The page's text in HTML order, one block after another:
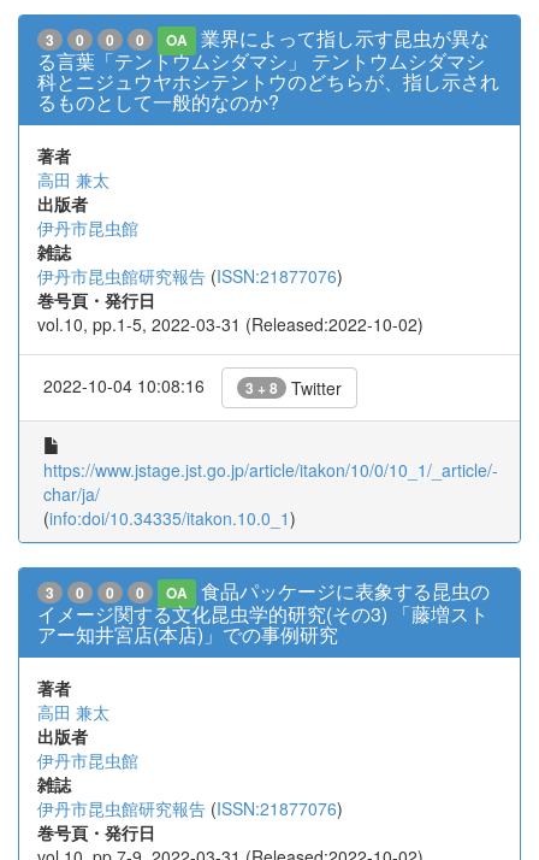
3 0 0 0 OA
業界によって指し示す昆虫が異な
る言葉「テントウムシダマシ」 テントウムシダマシ
科とニジュウヤホシテントウのどちらが、指し示され
るものとして一般的なのか?
著者
高田 兼太
出版者
伊丹市昆虫館
雑誌
伊丹市昆虫館研究報告 (ISSN:21877076)
巻号頁・発行日
vol.10, pp.1-5, 2022-03-31 (Released:2022-10-02)
2022-10-04 10:08:16 3 + 8 Twitter
https://www.jstage.jst.go.jp/article/itakon/10/0/10_1/_article/-
char/ja/
(info:doi/10.34335/itakon.10.0_1)
3 0 0 0 OA
食品パッケージに表象する昆虫の
イメージ関する文化昆虫学的研究(その3) 「藤増スト
アー知井宮店(本店)」での事例研究
著者
高田 兼太
出版者
伊丹市昆虫館
雑誌
伊丹市昆虫館研究報告 (ISSN:21877076)
巻号頁・発行日